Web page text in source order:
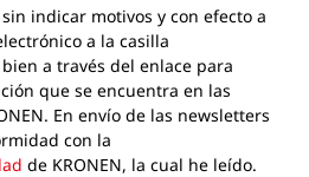
indicar motivos y con efecto a
a la casilla
bien a través del enlace para
que se encuentra en las
En envío de las newsletters
con la
de KRONEN, la cual he leído.